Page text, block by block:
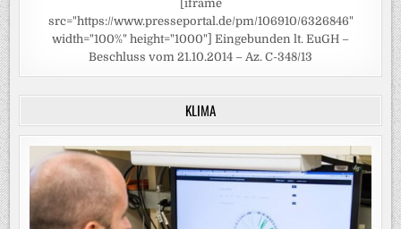
[iframe
src="https://www.presseportal.de/pm/106910/6326846"
width="100%" height="1000"] Eingebunden lt. EuGH –
Beschluss vom 21.10.2014 – Az. C-348/13
KLIMA